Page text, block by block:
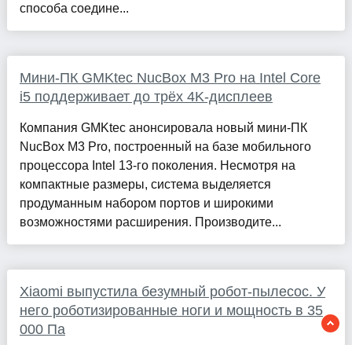
способа соедине...
Мини-ПК GMKtec NucBox M3 Pro на Intel Core
i5 поддерживает до трёх 4K-дисплеев
Компания GMKtec анонсировала новый мини-ПК
NucBox M3 Pro, построенный на базе мобильного
процессора Intel 13-го поколения. Несмотря на
компактные размеры, система выделяется
продуманным набором портов и широкими
возможностями расширения. Производите...
Xiaomi выпустила безумный робот-пылесос. У
него роботизированные ноги и мощность в 35
000 Па